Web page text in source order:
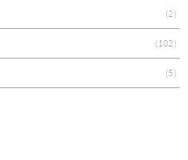
2
102
5